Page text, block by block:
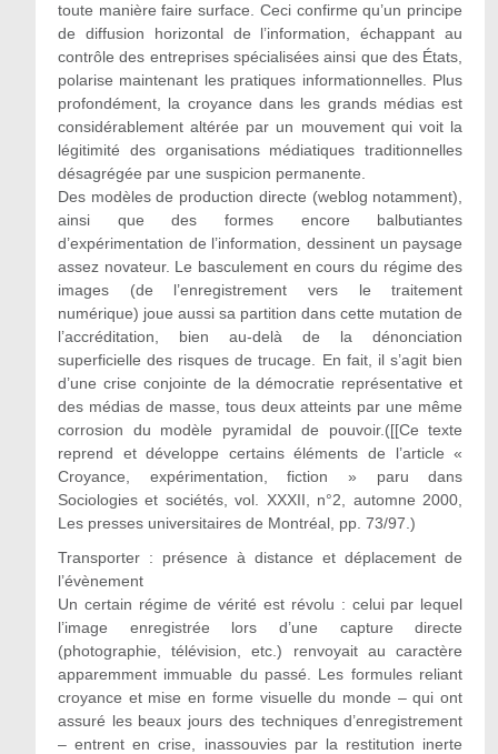
toute manière faire surface. Ceci confirme qu’un principe
de diffusion horizontal de l’information, échappant au
contrôle des entreprises spécialisées ainsi que des États,
polarise maintenant les pratiques informationnelles. Plus
profondément, la croyance dans les grands médias est
considérablement altérée par un mouvement qui voit la
légitimité des organisations médiatiques traditionnelles
désagrégée par une suspicion permanente.
Des modèles de production directe (weblog notamment),
ainsi que des formes encore balbutiantes
d’expérimentation de l’information, dessinent un paysage
assez novateur. Le basculement en cours du régime des
images (de l’enregistrement vers le traitement
numérique) joue aussi sa partition dans cette mutation de
l’accréditation, bien au-delà de la dénonciation
superficielle des risques de trucage. En fait, il s’agit bien
d’une crise conjointe de la démocratie représentative et
des médias de masse, tous deux atteints par une même
corrosion du modèle pyramidal de pouvoir.([[Ce texte
reprend et développe certains éléments de l’article «
Croyance, expérimentation, fiction » paru dans
Sociologies et sociétés, vol. XXXII, n°2, automne 2000,
Les presses universitaires de Montréal, pp. 73/97.)
Transporter : présence à distance et déplacement de
l’évènement
Un certain régime de vérité est révolu : celui par lequel
l’image enregistrée lors d’une capture directe
(photographie, télévision, etc.) renvoyait au caractère
apparemment immuable du passé. Les formules reliant
croyance et mise en forme visuelle du monde – qui ont
assuré les beaux jours des techniques d’enregistrement
– entrent en crise, inassouvies par la restitution inerte